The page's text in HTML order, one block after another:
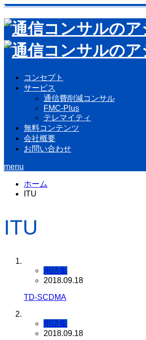
コンセプト
サービス
通信費削減コンサル
FMC-Plus
テレマイティ
無料コンテンツ
会社概要
お問い合わせ
menu
ホーム
ITU
ITU
用語集
2018.09.18
TD-SCDMA
用語集
2018.09.18